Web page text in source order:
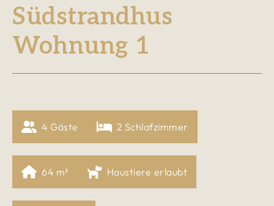
Südstrandhus
Wohnung 1
4 Gäste 2 Schlafzimmer
64 m² Haustiere erlaubt